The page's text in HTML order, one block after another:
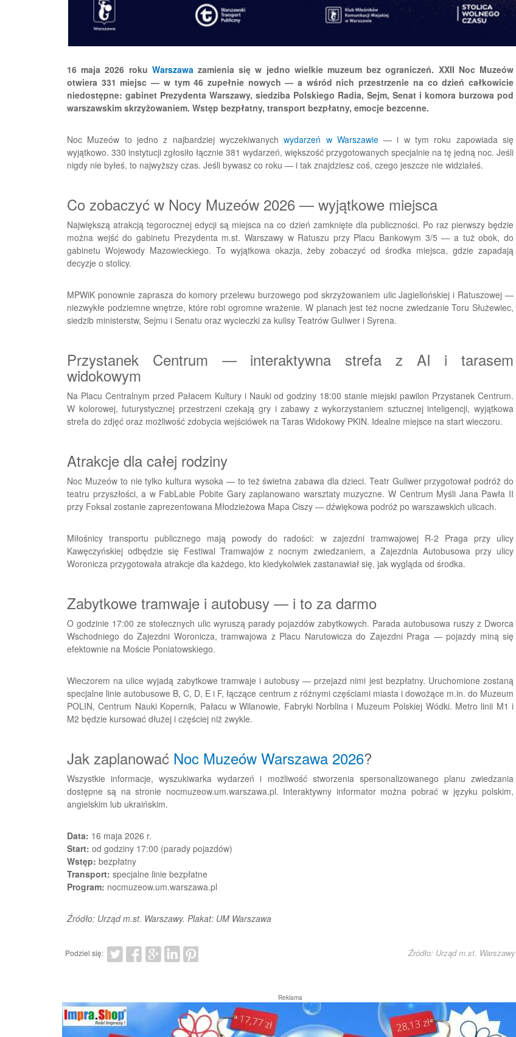
16 maja 2026 roku Warszawa zamienia się w jedno wielkie muzeum bez ograniczeń. XXII Noc Muzeów
otwiera 331 miejsc — w tym 46 zupełnie nowych — a wśród nich przestrzenie na co dzień całkowicie
niedostępne: gabinet Prezydenta Warszawy, siedziba Polskiego Radia, Sejm, Senat i komora burzowa pod
warszawskim skrzyżowaniem. Wstęp bezpłatny, transport bezpłatny, emocje bezcenne.
Noc Muzeów to jedno z najbardziej wyczekiwanychwydarzeń w Warszawie— i w tym roku zapowiada się
wyjątkowo. 330 instytucji zgłosiło łącznie 381 wydarzeń, większość przygotowanych specjalnie na tę jedną noc. Jeśli
nigdy nie byłeś, to najwyższy czas. Jeśli bywasz co roku — i tak znajdziesz coś, czego jeszcze nie widziałeś.
Co zobaczyć w Nocy Muzeów 2026 — wyjątkowe miejsca
Największą atrakcją tegorocznej edycji są miejsca na co dzień zamknięte dla publiczności. Po raz pierwszy będzie
można wejść do gabinetu Prezydenta m.st. Warszawy w Ratuszu przy Placu Bankowym 3/5 — a tuż obok, do
gabinetu Wojewody Mazowieckiego. To wyjątkowa okazja, żeby zobaczyć od środka miejsca, gdzie zapadają
decyzje o stolicy.
MPWiK ponownie zaprasza do komory przelewu burzowego pod skrzyżowaniem ulic Jagiellońskiej i Ratuszowej —
niezwykłe podziemne wnętrze, które robi ogromne wrażenie. W planach jest też nocne zwiedzanie Toru Służewiec,
siedzib ministerstw, Sejmu i Senatu oraz wycieczki za kulisy Teatrów Guliwer i Syrena.
Przystanek Centrum — interaktywna strefa z AI i tarasem
widokowym
Na Placu Centralnym przed Pałacem Kultury i Nauki od godziny 18:00 stanie miejski pawilon Przystanek Centrum.
W kolorowej, futurystycznej przestrzeni czekają gry i zabawy z wykorzystaniem sztucznej inteligencji, wyjątkowa
strefa do zdjęć oraz możliwość zdobycia wejściówek na Taras Widokowy PKIN. Idealne miejsce na start wieczoru.
Atrakcje dla całej rodziny
Noc Muzeów to nie tylko kultura wysoka — to też świetna zabawa dla dzieci. Teatr Guliwer przygotował podróż do
teatru przyszłości, a w FabLabie Pobite Gary zaplanowano warsztaty muzyczne. W Centrum Myśli Jana Pawła II
przy Foksal zostanie zaprezentowana Młodzieżowa Mapa Ciszy — dźwiękowa podróż po warszawskich ulicach.
Miłośnicy transportu publicznego mają powody do radości: w zajezdni tramwajowej R-2 Praga przy ulicy
Kawęczyńskiej odbędzie się Festiwal Tramwajów z nocnym zwiedzaniem, a Zajezdnia Autobusowa przy ulicy
Woronicza przygotowała atrakcje dla każdego, kto kiedykolwiek zastanawiał się, jak wygląda od środka.
Zabytkowe tramwaje i autobusy — i to za darmo
O godzinie 17:00 ze stołecznych ulic wyruszą parady pojazdów zabytkowych. Parada autobusowa ruszy z Dworca
Wschodniego do Zajezdni Woronicza, tramwajowa z Placu Narutowicza do Zajezdni Praga — pojazdy miną się
efektownie na Moście Poniatowskiego.
Wieczorem na ulice wyjadą zabytkowe tramwaje i autobusy — przejazd nimi jest bezpłatny. Uruchomione zostaną
specjalne linie autobusowe B, C, D, E i F, łączące centrum z różnymi częściami miasta i dowożące m.in. do Muzeum
POLIN, Centrum Nauki Kopernik, Pałacu w Wilanowie, Fabryki Norblina i Muzeum Polskiej Wódki. Metro linii M1 i
M2 będzie kursować dłużej i częściej niż zwykle.
Jak zaplanować Noc Muzeów Warszawa 2026?
Wszystkie informacje, wyszukiwarka wydarzeń i możliwość stworzenia spersonalizowanego planu zwiedzania
dostępne są na stronie nocmuzeow.um.warszawa.pl. Interaktywny informator można pobrać w języku polskim,
angielskim lub ukraińskim.
Data: 16 maja 2026 r.
Start: od godziny 17:00 (parady pojazdów)
Wstęp: bezpłatny
Transport: specjalne linie bezpłatne
Program: nocmuzeow.um.warszawa.pl
Źródło: Urząd m.st. Warszawy. Plakat: UM Warszawa
Podziel się: Źródło: Urząd m.st. Warszawy
Reklama